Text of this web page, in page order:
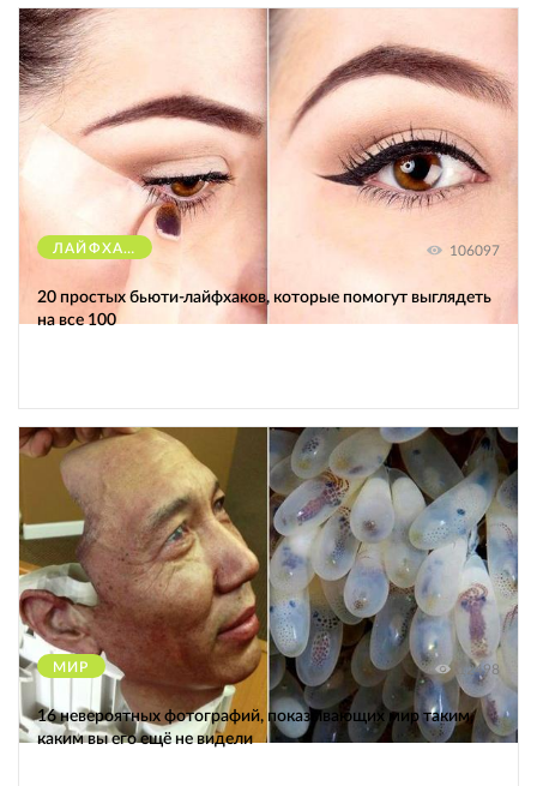
ЛАЙФХАКИ 106097
20 простых бьюти-лайфхаков, которые помогут выглядеть
на все 100
МИР 12498
16 невероятных фотографий, показывающих мир таким,
каким вы его ещё не видели